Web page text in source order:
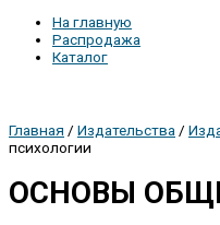
На главную
Распродажа
Каталог
Главная / Издательства /
психологии
ОСНОВЫ